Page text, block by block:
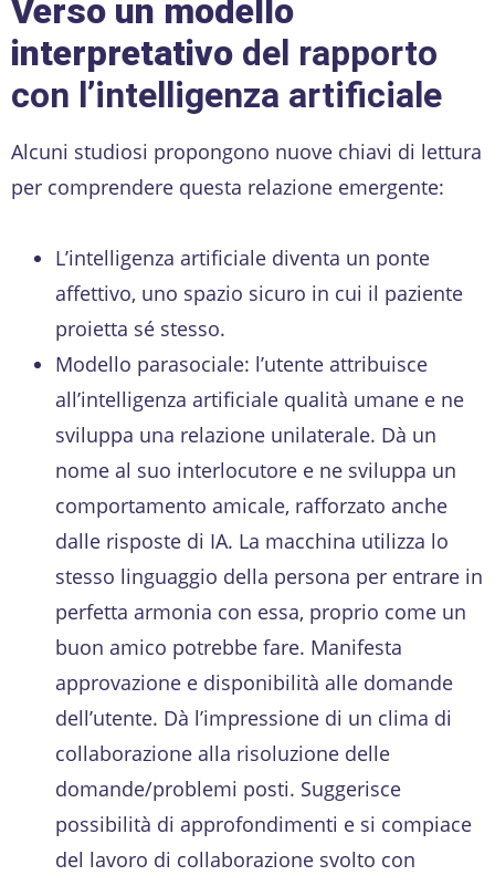
Verso un modello
interpretativo del rapporto
con l’intelligenza artificiale
Alcuni studiosi propongono nuove chiavi di lettura
per comprendere questa relazione emergente:
L’intelligenza artificiale diventa un ponte
affettivo, uno spazio sicuro in cui il paziente
proietta sé stesso.
Modello parasociale: l’utente attribuisce
all’intelligenza artificiale qualità umane e ne
sviluppa una relazione unilaterale. Dà un
nome al suo interlocutore e ne sviluppa un
comportamento amicale, rafforzato anche
dalle risposte di IA. La macchina utilizza lo
stesso linguaggio della persona per entrare in
perfetta armonia con essa, proprio come un
buon amico potrebbe fare. Manifesta
approvazione e disponibilità alle domande
dell’utente. Dà l’impressione di un clima di
collaborazione alla risoluzione delle
domande/problemi posti. Suggerisce
possibilità di approfondimenti e si compiace
del lavoro di collaborazione svolto con